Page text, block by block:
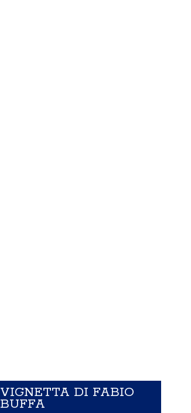
VIGNETTA DI FABIO
BUFFA